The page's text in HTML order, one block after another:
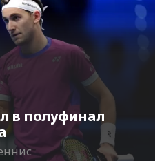
в полуфинал